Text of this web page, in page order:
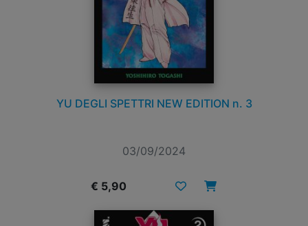
YU DEGLI SPETTRI NEW EDITION n. 3
03/09/2024
€ 5,90